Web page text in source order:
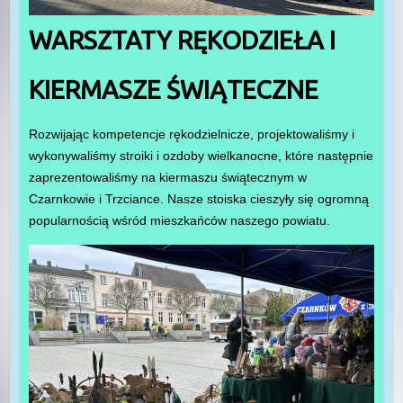
WARSZTATY RĘKODZIEŁA I
KIERMASZE ŚWIĄTECZNE
Rozwijając kompetencje rękodzielnicze, projektowaliśmy i
wykonywaliśmy stroiki i ozdoby wielkanocne, które następnie
zaprezentowaliśmy na kiermaszu świątecznym w
Czarnkowie i Trzciance. Nasze stoiska cieszyły się ogromną
popularnością wśród mieszkańców naszego powiatu.